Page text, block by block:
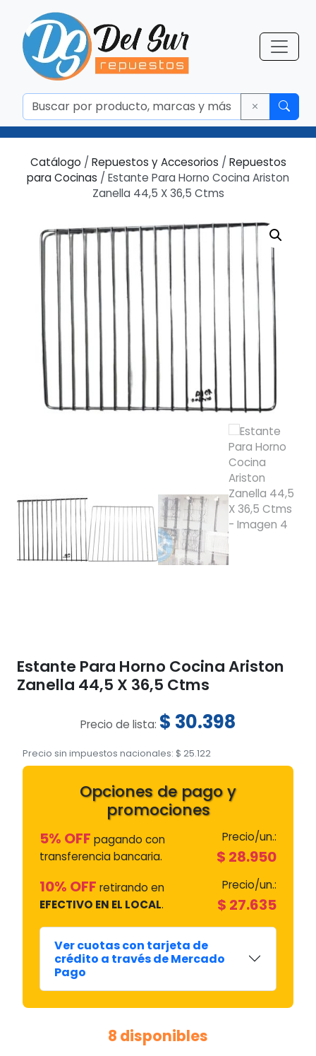
Catálogo / Repuestos y Accesorios / Repuestos
para Cocinas / Estante Para Horno Cocina Ariston
Zanella 44,5 X 36,5 Ctms
Estante Para Horno Cocina Ariston
Zanella 44,5 X 36,5 Ctms
Precio de lista: $ 30.398
Precio sin impuestos nacionales: $ 25.122
Opciones de pago y
promociones
5% OFF pagando con
transferencia bancaria.
Precio/un.:
$ 28.950
10% OFF retirando en
EFECTIVO EN EL LOCAL.
Precio/un.:
$ 27.635
Ver cuotas con tarjeta de
crédito a través de Mercado
Pago
8 disponibles